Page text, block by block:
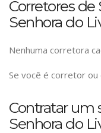
Corretores
Senhora do
Nenhuma corretora
Se você é corretor
Contratar um
Senhora do